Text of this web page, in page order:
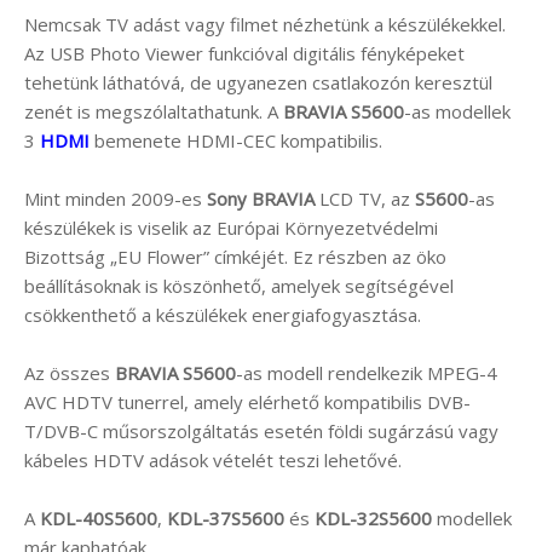
Nemcsak TV adást vagy filmet nézhetünk a készülékekkel.
Az USB Photo Viewer funkcióval digitális fényképeket
tehetünk láthatóvá, de ugyanezen csatlakozón keresztül
zenét is megszólaltathatunk. A BRAVIA S5600-as modellek
3 HDMI bemenete HDMI-CEC kompatibilis.
Mint minden 2009-es Sony BRAVIALCD TV, az S5600-as
készülékek is viselik az Európai Környezetvédelmi
Bizottság „EU Flower” címkéjét. Ez részben az öko
beállításoknak is köszönhető, amelyek segítségével
csökkenthető a készülékek energiafogyasztása.
Az összes BRAVIA S5600-as modell rendelkezik MPEG-4
AVC HDTV tunerrel, amely elérhető kompatibilis DVB-
T/DVB-C műsorszolgáltatás esetén földi sugárzású vagy
kábeles HDTV adások vételét teszi lehetővé.
A KDL-40S5600, KDL-37S5600 és KDL-32S5600 modellek
már kaphatóak.